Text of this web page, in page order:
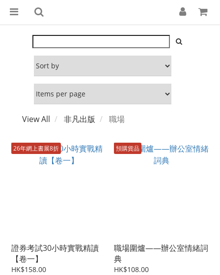
View All 非凡出版 職場
26年網上書展8折
證券考試30小時實戰精讀
【卷一】
HK$158.00
預購貨品
職場圍爐——辦公室情緒詞
典
HK$108.00